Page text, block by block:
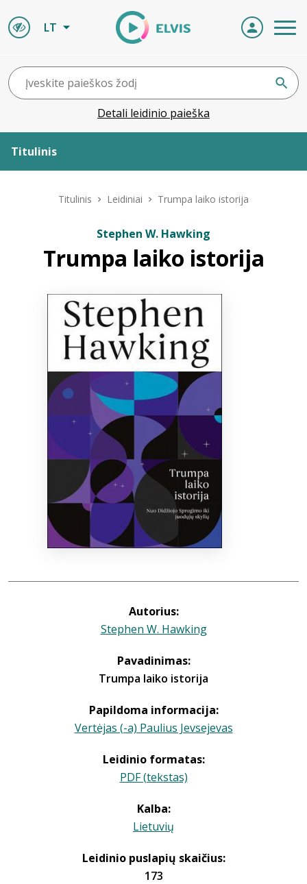
LT
Detali leidinio paieška
Titulinis
ELVIS atvyksta
Naujienos
Bibliotekoms
info@elvislab.lt
Titulinis Leidiniai Trumpa laiko istorija
Stephen W. Hawking
Trumpa laiko istorija
Autorius:
Stephen W. Hawking
Pavadinimas:
Trumpa laiko istorija
Papildoma informacija:
Vertėjas (-a) Paulius Jevsejevas
Leidinio formatas:
PDF (tekstas)
Kalba:
Lietuvių
Leidinio puslapių skaičius:
173